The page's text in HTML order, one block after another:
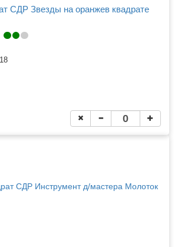
СДР Звезды на оранжев квадрате
18